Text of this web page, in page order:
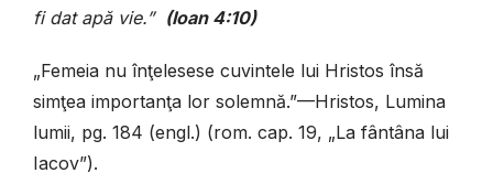
fi dat apă vie.” (Ioan 4:10)
„Femeia nu înţelesese cuvintele lui Hristos însă
simţea importanţa lor solemnă.”—Hristos, Lumina
lumii, pg. 184 (engl.) (rom. cap. 19, „La fântâna lui
Iacov”).